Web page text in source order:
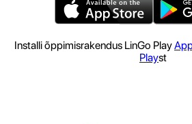
Installi õppimisrakendus LinGo Play
Playst